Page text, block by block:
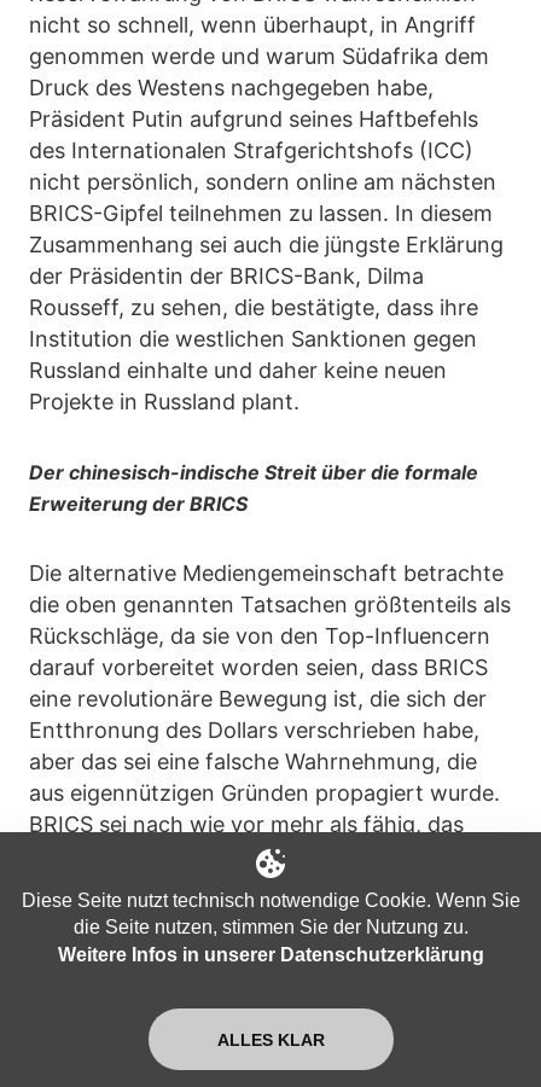
nicht so schnell, wenn überhaupt, in Angriff
genommen werde und warum Südafrika dem
Druck des Westens nachgegeben habe,
Präsident Putin aufgrund seines Haftbefehls
des Internationalen Strafgerichtshofs (ICC)
nicht persönlich, sondern online am nächsten
BRICS-Gipfel teilnehmen zu lassen. In diesem
Zusammenhang sei auch die jüngste Erklärung
der Präsidentin der BRICS-Bank, Dilma
Rousseff, zu sehen, die bestätigte, dass ihre
Institution die westlichen Sanktionen gegen
Russland einhalte und daher keine neuen
Projekte in Russland plant.
Der chinesisch-indische Streit über die formale
Erweiterung der BRICS
Die alternative Mediengemeinschaft betrachte
die oben genannten Tatsachen größtenteils als
Rückschläge, da sie von den Top-Influencern
darauf vorbereitet worden seien, dass BRICS
eine revolutionäre Bewegung ist, die sich der
Entthronung des Dollars verschrieben habe,
aber das sei eine falsche Wahrnehmung, die
aus eigennützigen Gründen propagiert wurde.
BRICS sei nach wie vor mehr als fähig, das
globale Finanzsystem zu verändern, wenn
auch nicht radikal, sondern schrittweise. Zu
diesem Zweck setzten ihre Mitglieder die
Entdollarisierung und den Aufbau alternativer
Dennoch gebe es unter ihnen noch
Diese Seite nutzt technisch notwendige Cookie. Wenn Sie
die Seite nutzen, stimmen Sie der Nutzung zu.
Weitere Infos in unserer Datenschutzerklärung
ALLES KLAR